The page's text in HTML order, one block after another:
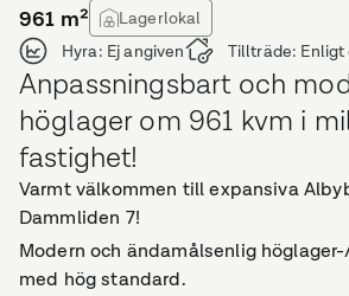
961 m²
Lagerlokal
Hyra: Ej angiven Tillträde: Enligt
Anpassningsbart och
höglager om 961 kvm i
fastighet!
Varmt välkommen till expansiva
Dammliden 7!
Modern och ändamålsenlig
med hög standard.